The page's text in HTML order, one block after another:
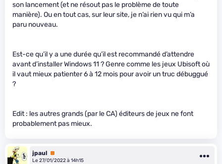
son lancement (et ne résout pas le problème de toute
manière). Ou en tout cas, sur leur site, je n’ai rien vu qui m’a
paru nouveau.
Est-ce qu’il y a une durée qu’il est recommandé d’attendre
avant d’installer Windows 11 ? Genre comme les jeux Ubisoft où
il vaut mieux patienter 6 à 12 mois pour avoir un truc débuggué
?
Edit : les autres grands (par le CA) éditeurs de jeux ne font
probablement pas mieux.
jpaul Premium
Le 27/01/2022 à 14h15